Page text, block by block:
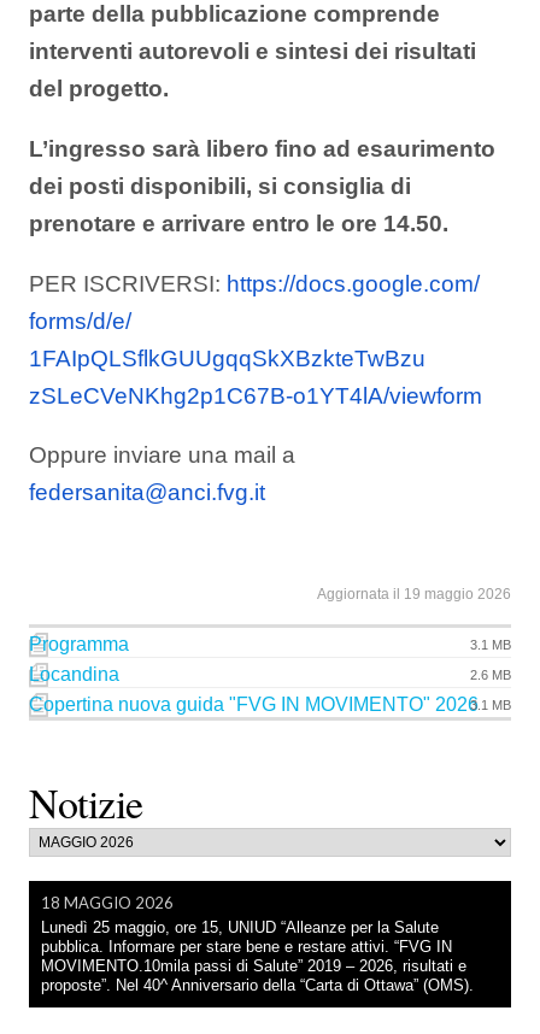
Notizie
18 MAGGIO 2026
Lunedì 25 maggio, ore 15, UNIUD “Alleanze per la Salute
pubblica. Informare per stare bene e restare attivi. “FVG IN
MOVIMENTO.10mila passi di Salute” 2019 – 2026, risultati e
proposte”. Nel 40^ Anniversario della “Carta di Ottawa” (OMS).
parte della pubblicazione comprende
interventi autorevoli e sintesi dei risultati
del progetto.
L’ingresso sarà libero fino ad esaurimento
dei posti disponibili, si consiglia di
prenotare e arrivare entro le ore 14.50.
PER ISCRIVERSI: https://docs.google.com/
forms/d/e/
1FAIpQLSflkGUUgqqSkXBzkteTwBzu
zSLeCVeNKhg2p1C67B-o1YT4lA/viewform
Oppure inviare una mail a
federsanita@anci.fvg.it
Aggiornata il 19 maggio 2026
Programma 3.1 MB
Locandina 2.6 MB
Copertina nuova guida "FVG IN MOVIMENTO" 20263.1 MB